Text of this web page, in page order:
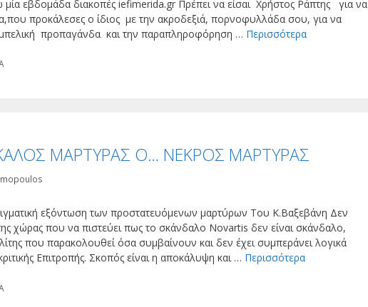
εβδομάδα διακοπές iefimerida.gr Πρέπει να είσαι Χρήστος Ράπτης για να
προκάλεσες ο ίδιος με την ακροδεξιά, πορνοφυλλάδα σου, για να
προπαγάνδα και την παραπληροφόρηση … Περισσότερα
ΜΑΡΤΥΡΑΣ Ο… ΝΕΚΡΟΣ ΜΑΡΤΥΡΑΣ
εξόντωση των προστατευόμενων μαρτύρων Του Κ.Βαξεβάνη Δεν
χώρας που να πιστεύει πως το σκάνδαλο Novartis δεν είναι σκάνδαλο,
που παρακολουθεί όσα συμβαίνουν και δεν έχει συμπεράνει λογικά
Επιτροπής. Σκοπός είναι η αποκάλυψη και … Περισσότερα